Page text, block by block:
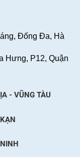
Đống Đa, Hà
Hưng, P12, Quận
- VŨNG TÀU